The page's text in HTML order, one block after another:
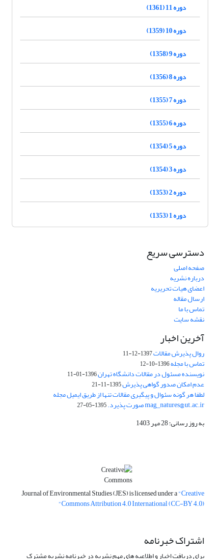
دوره 11 (1361)
دوره 10 (1359)
دوره 9 (1358)
دوره 8 (1356)
دوره 7 (1355)
دوره 6 (1355)
دوره 5 (1354)
دوره 3 (1354)
دوره 2 (1353)
دوره 1 (1353)
دسترسی سریع
صفحه اصلی
درباره نشریه
اعضای هیات تحریریه
ارسال مقاله
تماس با ما
نقشه سایت
آخرین اخبار
روال پذیرش مقالات1397-12-11
تماس با مجله1396-10-12
نویسنده مسئول در مقالات دانشگاه تهران1396-01-11
عدم امکان صدور گواهی پذیرش1395-11-21
لطفا هر گونه سئوال و پیگیری مقالات تنها از طریق ایمیل مجله
mag_natures@ut.ac.ir صورت پذیرد. 1395-05-27
به روز رسانی: 28 مهر 1403
Journal of Environmental Studies (JES) is licensed under a"Creative
Commons Attribution 4.0 International (CC-BY 4.0)"
اشتراک خبرنامه
برای دریافت اخبار و اطلاعیه های مهم نشریه در خبرنامه نشریه مشترک